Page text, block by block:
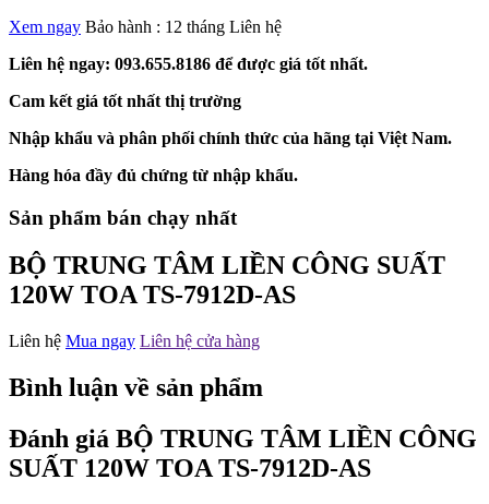
Xem ngay Bảo hành : 12 tháng Liên hệ
Liên hệ ngay: 093.655.8186 để được giá tốt nhất.
Cam kết giá tốt nhất thị trường
Nhập khẩu và phân phối chính thức của hãng tại Việt Nam.
Hàng hóa đầy đủ chứng từ nhập khẩu.
Sản phẩm bán chạy nhất
BỘ TRUNG TÂM LIỀN CÔNG SUẤT
120W TOA TS-7912D-AS
Liên hệ Mua ngay Liên hệ cửa hàng
Bình luận về sản phẩm
Đánh giá BỘ TRUNG TÂM LIỀN CÔNG
SUẤT 120W TOA TS-7912D-AS